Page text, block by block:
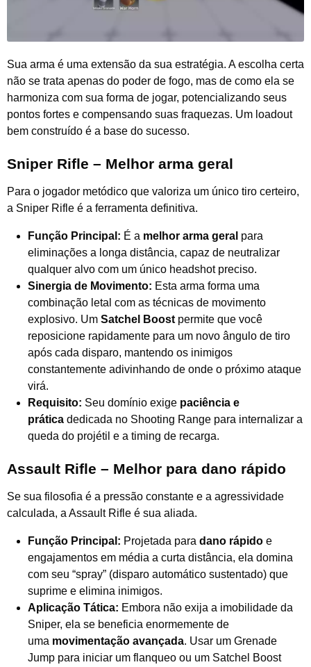
Sua arma é uma extensão da sua estratégia. A escolha certa
não se trata apenas do poder de fogo, mas de como ela se
harmoniza com sua forma de jogar, potencializando seus
pontos fortes e compensando suas fraquezas. Um loadout
bem construído é a base do sucesso.
Sniper Rifle – Melhor arma geral
Para o jogador metódico que valoriza um único tiro certeiro,
a Sniper Rifle é a ferramenta definitiva.
Função Principal: É a melhor arma geral para
eliminações a longa distância, capaz de neutralizar
qualquer alvo com um único headshot preciso.
Sinergia de Movimento: Esta arma forma uma
combinação letal com as técnicas de movimento
explosivo. Um Satchel Boost permite que você
reposicione rapidamente para um novo ângulo de tiro
após cada disparo, mantendo os inimigos
constantemente adivinhando de onde o próximo ataque
virá.
Requisito: Seu domínio exige paciência e
prática dedicada no Shooting Range para internalizar a
queda do projétil e a timing de recarga.
Assault Rifle – Melhor para dano rápido
Se sua filosofia é a pressão constante e a agressividade
calculada, a Assault Rifle é sua aliada.
Função Principal: Projetada para dano rápido e
engajamentos em média a curta distância, ela domina
com seu “spray” (disparo automático sustentado) que
suprime e elimina inimigos.
Aplicação Tática: Embora não exija a imobilidade da
Sniper, ela se beneficia enormemente de
uma movimentação avançada. Usar um Grenade
Jump para iniciar um flanqueo ou um Satchel Boost